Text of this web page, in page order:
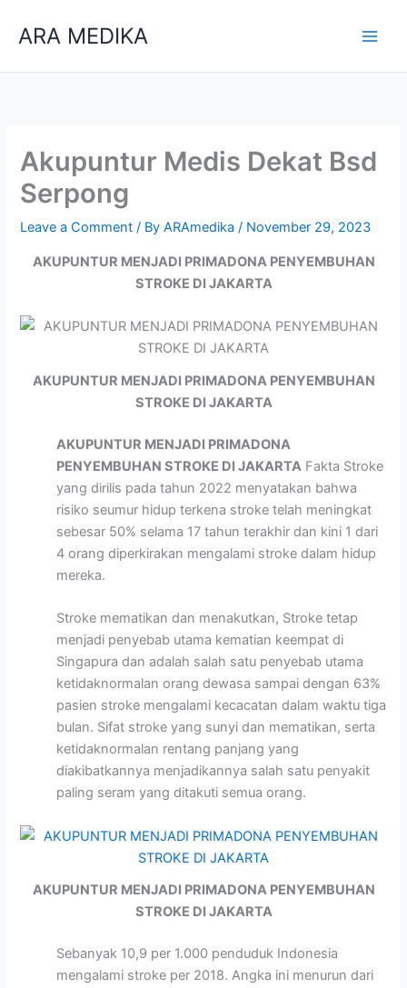
ARA MEDIKA
Akupuntur Medis Dekat Bsd
Serpong
Leave a Comment / ByARAmedika/ November 29, 2023
AKUPUNTUR MENJADI PRIMADONA PENYEMBUHAN
STROKE DI JAKARTA
AKUPUNTUR MENJADI PRIMADONA PENYEMBUHAN
STROKE DI JAKARTA
AKUPUNTUR MENJADI PRIMADONA
PENYEMBUHAN STROKE DI JAKARTA Fakta Stroke
yang dirilis pada tahun 2022 menyatakan bahwa
risiko seumur hidup terkena stroke telah meningkat
sebesar 50% selama 17 tahun terakhir dan kini 1 dari
4 orang diperkirakan mengalami stroke dalam hidup
mereka.
Stroke mematikan dan menakutkan, Stroke tetap
menjadi penyebab utama kematian keempat di
Singapura dan adalah salah satu penyebab utama
ketidaknormalan orang dewasa sampai dengan 63%
pasien stroke mengalami kecacatan dalam waktu tiga
bulan. Sifat stroke yang sunyi dan mematikan, serta
ketidaknormalan rentang panjang yang
diakibatkannya menjadikannya salah satu penyakit
paling seram yang ditakuti semua orang.
AKUPUNTUR MENJADI PRIMADONA PENYEMBUHAN
STROKE DI JAKARTA
Sebanyak 10,9 per 1.000 penduduk Indonesia
mengalami stroke per 2018. Angka ini menurun dari